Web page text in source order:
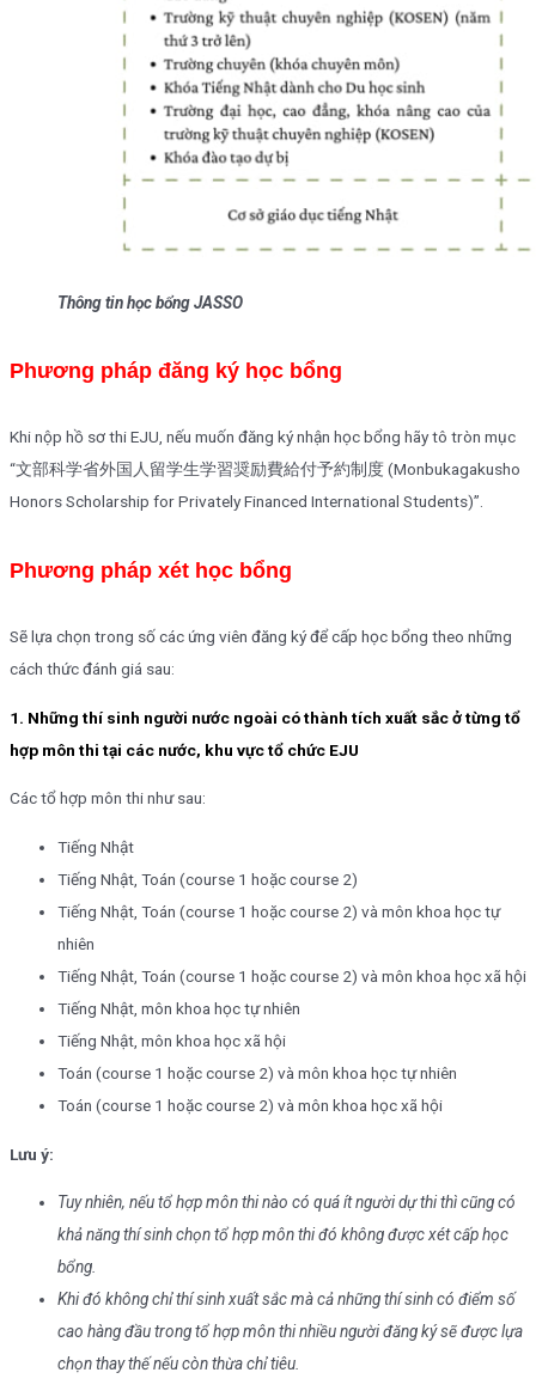
Thông tin học bổng JASSO
Phương pháp đăng ký học bổng
Khi nộp hồ sơ thi EJU, nếu muốn đăng ký nhận học bổng hãy tô tròn mục
“文部科学省外国人留学生学習奨励費給付予約制度 (Monbukagakusho
Honors Scholarship for Privately Financed International Students)”.
Phương pháp xét học bổng
Sẽ lựa chọn trong số các ứng viên đăng ký để cấp học bổng theo những
cách thức đánh giá sau:
1. Những thí sinh người nước ngoài có thành tích xuất sắc ở từng tổ
hợp môn thi tại các nước, khu vực tổ chức EJU
Các tổ hợp môn thi như sau:
Tiếng Nhật
Tiếng Nhật, Toán (course 1 hoặc course 2)
Tiếng Nhật, Toán (course 1 hoặc course 2) và môn khoa học tự
nhiên
Tiếng Nhật, Toán (course 1 hoặc course 2) và môn khoa học xã hội
Tiếng Nhật, môn khoa học tự nhiên
Tiếng Nhật, môn khoa học xã hội
Toán (course 1 hoặc course 2) và môn khoa học tự nhiên
Toán (course 1 hoặc course 2) và môn khoa học xã hội
Lưu ý:
Tuy nhiên, nếu tổ hợp môn thi nào có quá ít người dự thi thì cũng có
khả năng thí sinh chọn tổ hợp môn thi đó không được xét cấp học
bổng.
Khi đó không chỉ thí sinh xuất sắc mà cả những thí sinh có điểm số
cao hàng đầu trong tổ hợp môn thi nhiều người đăng ký sẽ được lựa
chọn thay thế nếu còn thừa chỉ tiêu.